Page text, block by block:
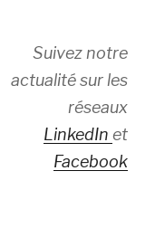
Suivez notre
actualité sur les
réseaux
LinkedIn et
Facebook